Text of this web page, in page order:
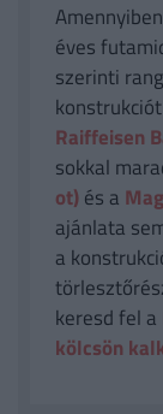
éves
szerinti
konstrukciót
Raiffeisen
sokkal
ot)és a
ajánlata
a
keresd fel a
kölcsön